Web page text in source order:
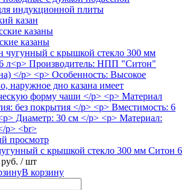
индукционной плиты
казан
казаны
казаны
просмотр
с крышкой стекло 300 мм Ситон 6
/ шт
В корзину